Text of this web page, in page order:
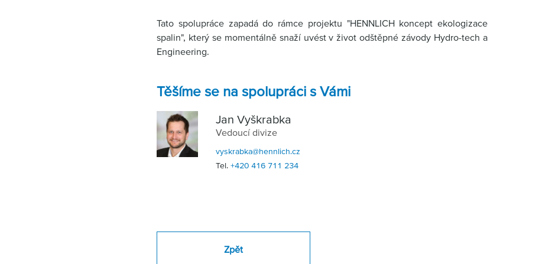
Tato spolupráce zapadá do rámce projektu "HENNLICH koncept ekologizace
spalin", který se momentálně snaží uvést v život odštěpné závody Hydro-tech a
Engineering.
Těšíme se na spolupráci s Vámi
Jan Vyškrabka
Vedoucí divize
vyskrabka@hennlich.cz
Tel. +420 416 711 234
Zpět